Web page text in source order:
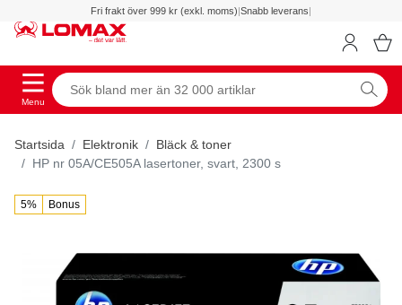
Fri frakt över 999 kr (exkl. moms)|Snabb leverans|
Menu
Startsida Elektronik
Bläck & toner
HP nr 05A/CE505A lasertoner, svart, 2300 s
5% Bonus